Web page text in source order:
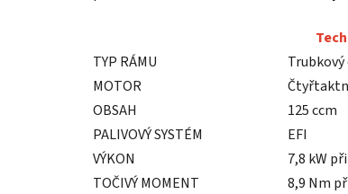
TYP RÁMU
Trubkový
MOTOR
OBSAH
125 ccm
PALIVOVÝ SYSTÉM
EFI
VÝKON
7,8 kW
TOČIVÝ MOMENT
8,9 Nm